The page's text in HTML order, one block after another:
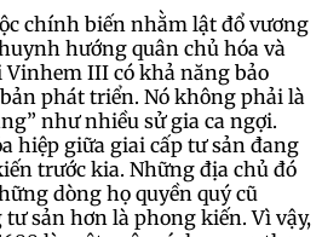
chính biến nhằm lật đổ vương
hướng quân chủ hóa và
III có khả năng bảo
phát triển. Nó không phải là
như nhiều sử gia ca ngợi.
hiệp giữa giai cấp tư sản đang
trước kia. Những địa chủ đó
dòng họ quyền quý cũ
sản hơn là phong kiến. Vì vậy,